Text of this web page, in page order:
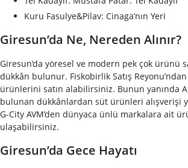
Kuru Fasulye&Pilav: Cinaga’nın Yeri
Giresun’da Ne, Nereden Alınır?
Giresun’da yöresel ve modern pek çok ürünü
dükkân bulunur. Fiskobirlik Satış Reyonu’ndan
ürünlerini satın alabilirsiniz. Bunun yanında
bulunan dükkânlardan süt ürünleri alışverişi
G-City AVM’den dünyaca ünlü markalara ait
ulaşabilirsiniz.
Giresun’da Gece Hayatı